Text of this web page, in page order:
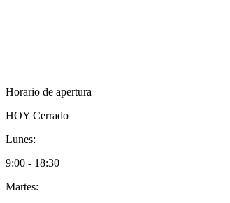
Horario de apertura
HOY Cerrado
Lunes:
9:00 - 18:30
Martes: